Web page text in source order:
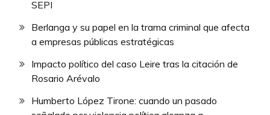
SEPI
Berlanga y su papel en la trama criminal que afecta
a empresas públicas estratégicas
Impacto político del caso Leire tras la citación de
Rosario Arévalo
Humberto López Tirone: cuando un pasado